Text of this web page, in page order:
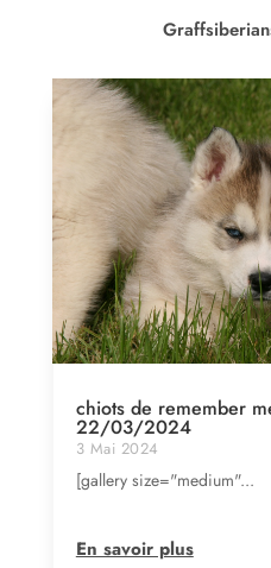
chiots de remember
22/03/2024
3 Mai 2024
[gallery size="medium"...
En savoir plus